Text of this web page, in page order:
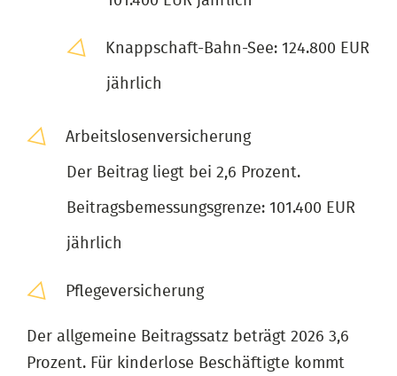
Knappschaft-Bahn-See: 124.800 EUR
jährlich
Arbeitslosenversicherung
Der Beitrag liegt bei 2,6 Prozent.
Beitragsbemessungsgrenze: 101.400 EUR
jährlich
Pflegeversicherung
Der allgemeine Beitragssatz beträgt 2026 3,6
Prozent. Für kinderlose Beschäftigte kommt